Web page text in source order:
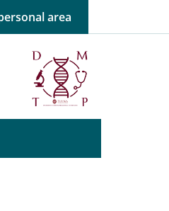
area